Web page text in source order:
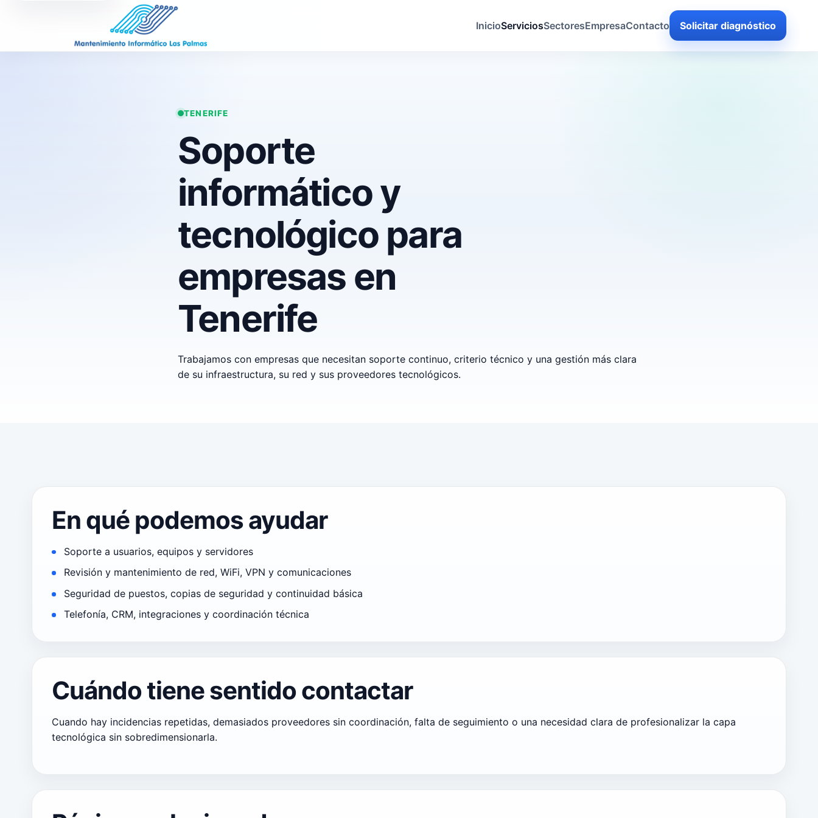
InicioServiciosSectoresEmpresaContacto Solicitar diagnóstico
TENERIFE
Soporte
informático y
tecnológico para
empresas en
Tenerife
Trabajamos con empresas que necesitan soporte continuo, criterio técnico y una gestión más clara
de su infraestructura, su red y sus proveedores tecnológicos.
En qué podemos ayudar
Soporte a usuarios, equipos y servidores
Revisión y mantenimiento de red, WiFi, VPN y comunicaciones
Seguridad de puestos, copias de seguridad y continuidad básica
Telefonía, CRM, integraciones y coordinación técnica
Cuándo tiene sentido contactar
Cuando hay incidencias repetidas, demasiados proveedores sin coordinación, falta de seguimiento o una necesidad clara de profesionalizar la capa
tecnológica sin sobredimensionarla.